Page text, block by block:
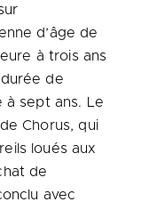
d’âge de
à trois ans
de
à sept ans. Le
Chorus, qui
loués aux
de
avec